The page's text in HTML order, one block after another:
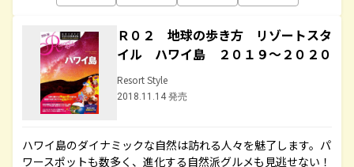
Ｒ０２ 地球の歩き方 リゾートスタ
イル ハワイ島 ２０１９～２０２０
Resort Style
2018.11.14 発売
ハワイ島のダイナミックな自然は訪れる人々を魅了します。パ
ワースポットも数多く、進化する自然派グルメも見逃せない！